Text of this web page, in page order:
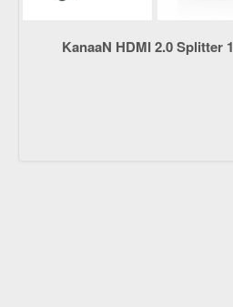
KanaaN HDMI 2.0 Splitter